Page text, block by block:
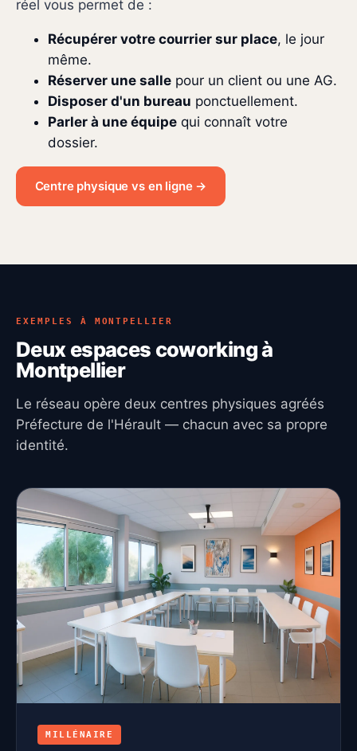
réel vous permet de :
Récupérer votre courrier sur place, le jour
même.
Réserver une salle pour un client ou une AG.
Disposer d'un bureau ponctuellement.
Parler à une équipe qui connaît votre
dossier.
Centre physique vs en ligne →
EXEMPLES À MONTPELLIER
Deux espaces coworking à
Montpellier
Le réseau opère deux centres physiques agréés
Préfecture de l'Hérault — chacun avec sa propre
identité.
MILLÉNAIRE